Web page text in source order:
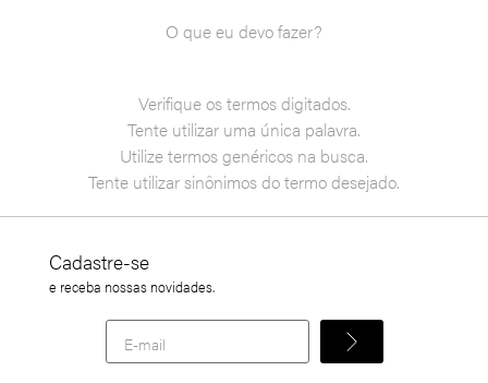
O que eu devo fazer?
Verifique os termos digitados.
Tente utilizar uma única palavra.
Utilize termos genéricos na busca.
Tente utilizar sinônimos do termo desejado.
Cadastre-se
e receba nossas novidades.